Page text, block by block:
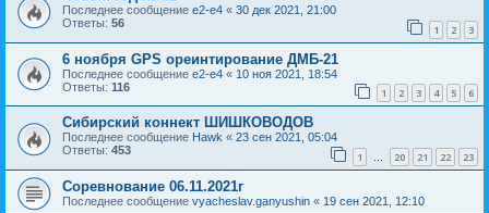
Последнее сообщение e2-e4 « 30 дек 2021, 21:00
Ответы: 56 1 2 3
6 ноября GPS ореинтирование ДМБ-21
Последнее сообщение e2-e4 « 10 ноя 2021, 18:54
Ответы: 116 1 2 3 4 5 6
Сибирский коннект ШИШКОВОДОВ
Последнее сообщение Hawk « 23 сен 2021, 05:04
Ответы: 453 1 … 20 21 22 23
Соревнование 06.11.2021г
Последнее сообщение vyacheslav.ganyushin « 19 сен 2021, 12:10